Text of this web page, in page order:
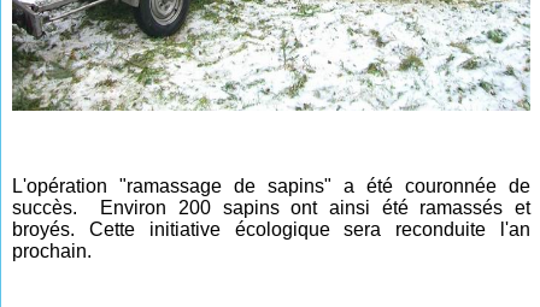
L'opération "ramassage de sapins" a été couronnée de
succès. Environ 200 sapins ont ainsi été ramassés et
broyés. Cette initiative écologique sera reconduite l'an
prochain.